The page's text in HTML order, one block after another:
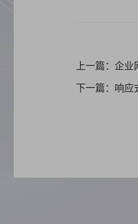
上一篇：企
下一篇：响应